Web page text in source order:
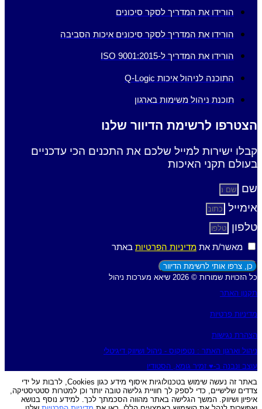
הורידו את המדריך לסקר סיכונים
הורידו את המדריך לסקר סיכונים איכות הסביבה
הורידו את המדריך ל-ISO 9001:2015
התוכנה לניהול איכות Q-Logic
תוכנת ניהול משימות בארגון
הצטרפו לרשימת הדיוור שלנו
קבלו ישירות למייל שלכם את התכנים הכי עדכניים
בעולם תקני האיכות
שם
אימייל
טלפון
מאשר/ת את מדיניות הפרטיות באתר
כן, צרפו אותי לרשימת הדיוור
כל הזכויות שמורות © 2026 שיאא מערכות ניהול
תקנון האתר
מדיניות פרטיות
הצהרת נגישות
ניהול וארגון האתר : נטפוקוס - ניהול ושיווק דיגיטלי
עוצב ונבנה ב-♥︎ זמיר גומא, הסטודיו
באתר זה נעשה שימוש בטכנולוגיות איסוף מידע כגון Cookies, לרבות על ידי
צדדים שלישיים, כדי לספק לך חוויית גלישה טובה יותר וכן למטרות סטטיסטיקה,
איפיון ושיווק. המשך הגלישה באתר מהווה הסכמתך לכך. למידע נוסף בנושא